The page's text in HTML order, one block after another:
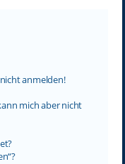
anmelden!
mich aber nicht